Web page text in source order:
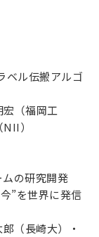
ベル伝搬アルゴ
（福岡工
）
ムの研究開発
”を世界に発信
（長崎大）・